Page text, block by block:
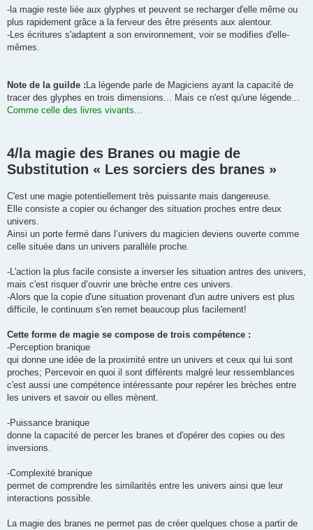
-la magie reste liée aux glyphes et peuvent se recharger d'elle même ou
plus rapidement grâce a la ferveur des être présents aux alentour.
-Les écritures s'adaptent a son environnement, voir se modifies d'elle-
mêmes.
Note de la guilde : La légende parle de Magiciens ayant la capacité de
tracer des glyphes en trois dimensions... Mais ce n'est qu'une légende...
Comme celle des livres vivants...
4/la magie des Branes ou magie de
Substitution « Les sorciers des branes »
C'est une magie potentiellement très puissante mais dangereuse.
Elle consiste a copier ou échanger des situation proches entre deux
univers.
Ainsi un porte fermé dans l’univers du magicien deviens ouverte comme
celle située dans un univers parallèle proche.
-L'action la plus facile consiste a inverser les situation antres des univers,
mais c'est risquer d’ouvrir une brèche entre ces univers.
-Alors que la copie d'une situation provenant d'un autre univers est plus
difficile, le continuum s'en remet beaucoup plus facilement!
Cette forme de magie se compose de trois compétence :
-Perception branique
qui donne une idée de la proximité entre un univers et ceux qui lui sont
proches; Percevoir en quoi il sont différents malgré leur ressemblances
c'est aussi une compétence intéressante pour repérer les brèches entre
les univers et savoir ou elles mènent.
-Puissance branique
donne la capacité de percer les branes et d'opérer des copies ou des
inversions.
-Complexité branique
permet de comprendre les similarités entre les univers ainsi que leur
interactions possible.
La magie des branes ne permet pas de créer quelques chose a partir de